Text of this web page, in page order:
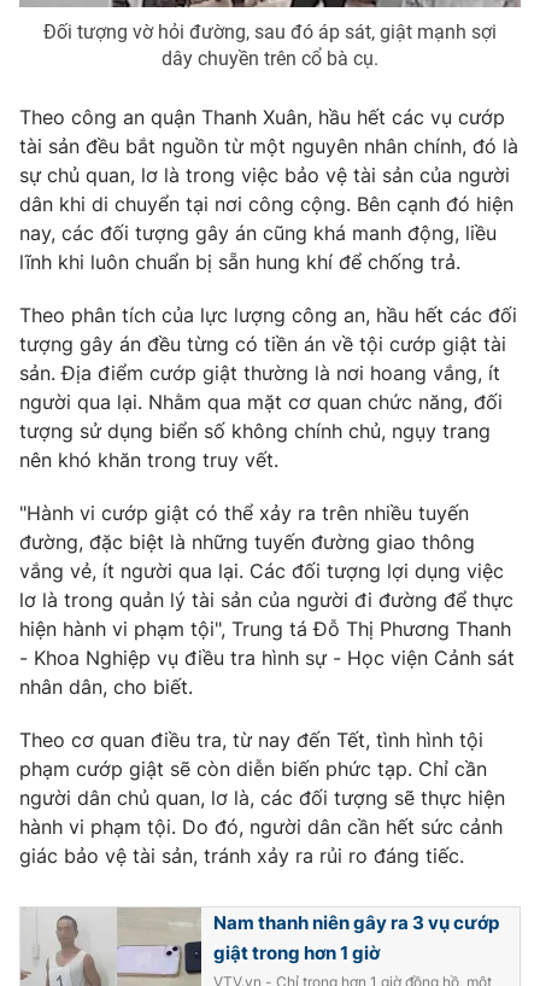
Video Shorts video
VTV Sức khoẻ Bất động sản
Thị trường 24h Tấm lòng Việt
VTV9 VTV8
Liên hệ tòa soạn English
THỜI BÁO VTV
Theo dõi báo trên
Cơ quan chủ quản:Đài Truyền hình Việt Nam
Cơ quan báo chí:Thời báo VTV
Giấy phép hoạt động báo in và báo điện tử số 483/GP-BTTTT
cấp ngày 29/12/2023
Tổng Biên tập:
Vũ Thanh Thủy
Phó Tổng Biên tập:Nguyễn Thị Mỹ Hạnh, Phạm Quốc Thắng,
Nguyễn Trọng Ninh
Tổng đài VTV: 024.38 355 931 - 024.38 355 932
Đối tượng vờ hỏi đường, sau đó áp sát, giật mạnh sợi
dây chuyền trên cổ bà cụ.
Theo công an quận Thanh Xuân, hầu hết các vụ cướp
tài sản đều bắt nguồn từ một nguyên nhân chính, đó là
sự chủ quan, lơ là trong việc bảo vệ tài sản của người
dân khi di chuyển tại nơi công cộng. Bên cạnh đó hiện
nay, các đối tượng gây án cũng khá manh động, liều
lĩnh khi luôn chuẩn bị sẵn hung khí để chống trả.
Theo phân tích của lực lượng công an, hầu hết các đối
tượng gây án đều từng có tiền án về tội cướp giật tài
sản. Địa điểm cướp giật thường là nơi hoang vắng, ít
người qua lại. Nhằm qua mặt cơ quan chức năng, đối
tượng sử dụng biển số không chính chủ, ngụy trang
nên khó khăn trong truy vết.
"Hành vi cướp giật có thể xảy ra trên nhiều tuyến
đường, đặc biệt là những tuyến đường giao thông
vắng vẻ, ít người qua lại. Các đối tượng lợi dụng việc
lơ là trong quản lý tài sản của người đi đường để thực
hiện hành vi phạm tội", Trung tá Đỗ Thị Phương Thanh
- Khoa Nghiệp vụ điều tra hình sự - Học viện Cảnh sát
nhân dân, cho biết.
Theo cơ quan điều tra, từ nay đến Tết, tình hình tội
phạm cướp giật sẽ còn diễn biến phức tạp. Chỉ cần
người dân chủ quan, lơ là, các đối tượng sẽ thực hiện
hành vi phạm tội. Do đó, người dân cần hết sức cảnh
giác bảo vệ tài sản, tránh xảy ra rủi ro đáng tiếc.
Nam thanh niên gây ra 3 vụ cướp
giật trong hơn 1 giờ
VTV.vn - Chỉ trong hơn 1 giờ đồng hồ, một